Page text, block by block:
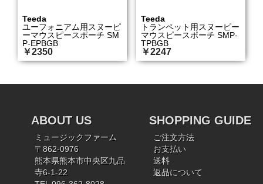
Teeda
ユーフォニアム用スヌーピ
ーマウスピースポーチ SM
P-EPBGB
￥2350
Teeda
トランペット用スヌーピー
マウスピースポーチ SMP-
TPBGB
￥2247
ABOUT US
ミュージックファーム
〒862-0976
熊本県熊本市中央区九品
寺6-1-22
SHOPPING GUIDE
ご注文方法
お支払い
送料
返品について